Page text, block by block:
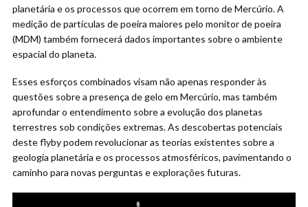
planetária e os processos que ocorrem em torno de Mercúrio. A
medição de partículas de poeira maiores pelo monitor de poeira
(MDM) também fornecerá dados importantes sobre o ambiente
espacial do planeta.
Esses esforços combinados visam não apenas responder às
questões sobre a presença de gelo em Mercúrio, mas também
aprofundar o entendimento sobre a evolução dos planetas
terrestres sob condições extremas. As descobertas potenciais
deste flyby podem revolucionar as teorias existentes sobre a
geologia planetária e os processos atmosféricos, pavimentando o
caminho para novas perguntas e explorações futuras.